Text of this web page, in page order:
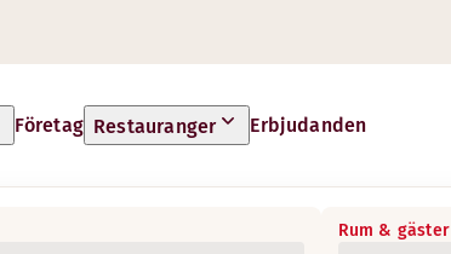
Företag Restauranger Erbjudanden
Rum & gäster